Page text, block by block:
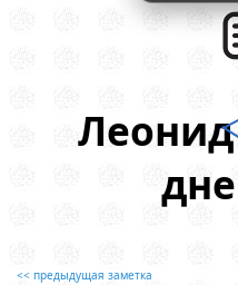
Леонид
<< предыдущая заметка